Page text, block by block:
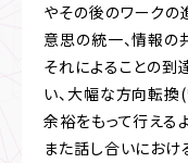
やその後のワークの
意思の統一、情報の
それによることの到
い、大幅な方向転換
余裕をもって行える
また話し合いにお